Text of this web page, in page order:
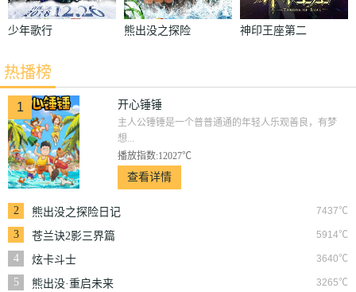
少年歌行
熊出没之探险
神印王座第二
热播榜
1 开心锤锤
主人公锤锤是一个普普通通的年轻人乐观善良，有梦
想...
播放指数:12027℃
查看详情
2 7437℃
熊出没之探险日记
3
5914℃
苍兰诀2影三界篇
4
3640℃
炫卡斗士
5
3265℃
熊出没·重启未来